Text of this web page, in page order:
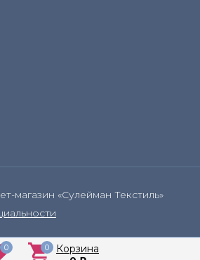
магазин «Сулейман Текстиль»
0 0 Корзина